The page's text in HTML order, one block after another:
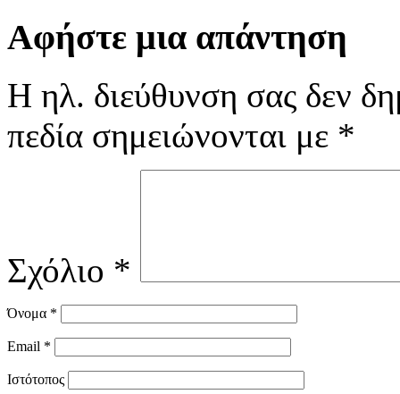
Αφήστε μια απάντηση
Η ηλ. διεύθυνση σας δεν
πεδία σημειώνονται με *
Σχόλιο *
Όνομα *
Email *
Ιστότοπος